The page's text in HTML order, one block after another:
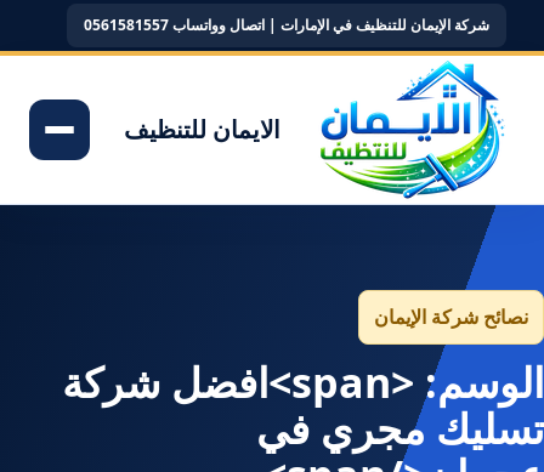
شركة الإيمان للتنظيف في الإمارات | اتصال وواتساب 0561581557
الايمان للتنظيف
نصائح شركة الإيمان
الوسم: <span>افضل شركة
تسليك مجري في